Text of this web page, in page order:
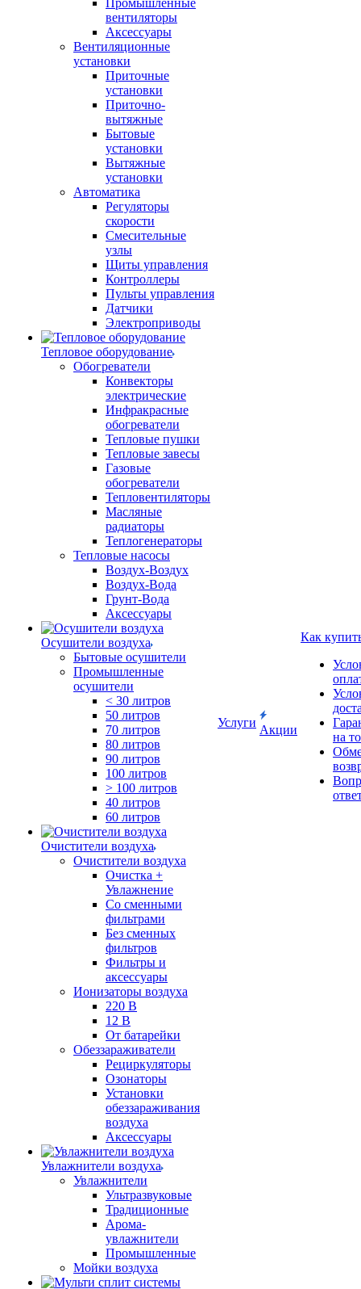
Промышленные
вентиляторы
Аксессуары
Вентиляционные
установки
Приточные
установки
Приточно-
вытяжные
Бытовые
установки
Вытяжные
установки
Автоматика
Регуляторы
скорости
Смесительные
узлы
Щиты управления
Контроллеры
Пульты управления
Датчики
Электроприводы
Тепловое оборудование
Обогреватели
Конвекторы
электрические
Инфракрасные
обогреватели
Тепловые пушки
Тепловые завесы
Газовые
обогреватели
Тепловентиляторы
Масляные
радиаторы
Теплогенераторы
Тепловые насосы
Воздух-Воздух
Воздух-Вода
Грунт-Вода
Аксессуары
Осушители воздуха
Бытовые осушители
Промышленные
осушители
< 30 литров
50 литров
70 литров
80 литров
90 литров
100 литров
> 100 литров
40 литров
60 литров
Очистители воздуха
Очистители воздуха
Очистка +
Увлажнение
Cо сменными
фильтрами
Без сменных
фильтров
Фильтры и
аксессуары
Ионизаторы воздуха
220 В
12 В
От батарейки
Обеззараживатели
Рециркуляторы
Озонаторы
Установки
обеззараживания
воздуха
Аксессуары
Увлажнители воздуха
Увлажнители
Ультразвуковые
Традиционные
Арома-
увлажнители
Промышленные
Мойки воздуха
Услуги
Акции
Как
на